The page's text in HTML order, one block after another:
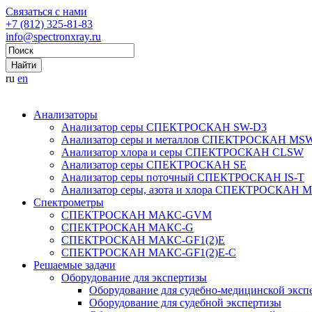
Связаться с нами
+7 (812) 325-81-83
info@spectronxray.ru
ru en
Анализаторы
Анализатор серы СПЕКТРОСКАН SW-D3
Анализатор серы и металлов СПЕКТРОСКАН
Анализатор хлора и серы СПЕКТРОСКАН CLSW
Анализатор серы СПЕКТРОСКАН SE
Анализатор серы поточный СПЕКТРОСКАН IS-T
Анализатор серы, азота и хлора СПЕКТРОСКАН
Спектрометры
СПЕКТРОСКАН МАКС-GVM
СПЕКТРОСКАН МАКС-G
СПЕКТРОСКАН МАКС-GF1(2)E
СПЕКТРОСКАН МАКС-GF1(2)E-С
Решаемые задачи
Оборудование для экспертизы
Оборудование для судебно-медицинской
Оборудование для судебной экспертизы